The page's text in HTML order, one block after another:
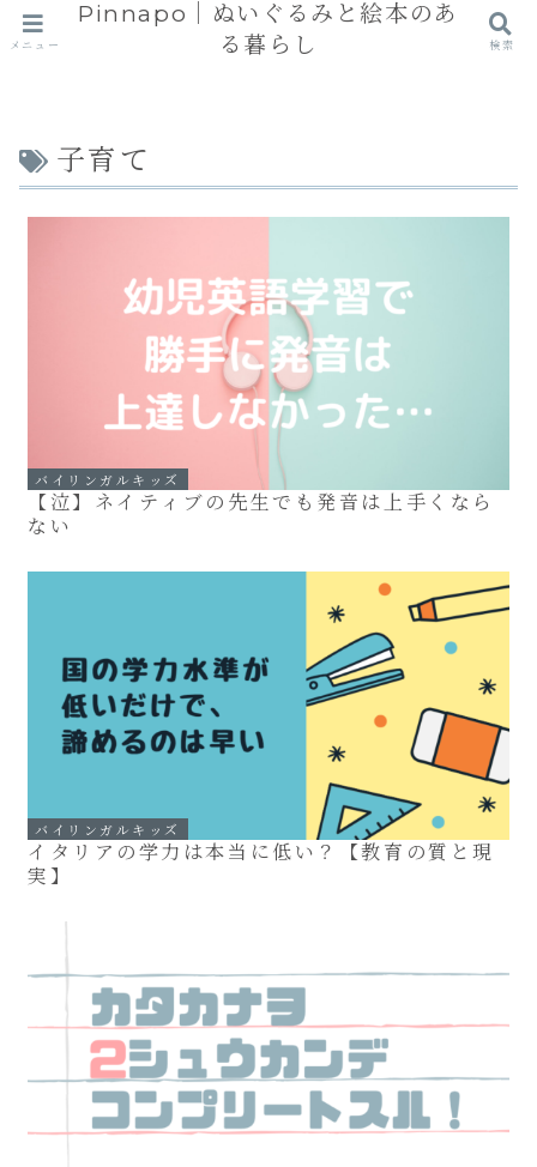
子育て
バイリンガルキッズ
【泣】ネイティブの先生でも発音は上手くなら
ない
バイリンガルキッズ
イタリアの学力は本当に低い？【教育の質と現
実】
メニュー
Pinnapo｜ぬいぐるみと絵本のあ
る暮らし
検索